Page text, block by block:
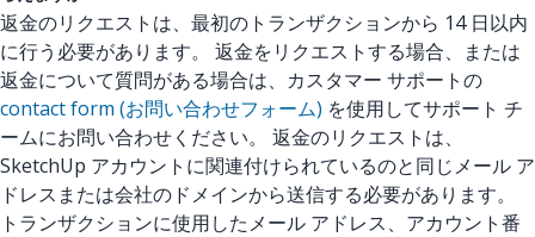
返金のリクエストは、最初のトランザクションから 14 日以内
に行う必要があります。 返金をリクエストする場合、または
返金について質問がある場合は、カスタマー サポートの
contact form (お問い合わせフォーム) を使用してサポート チ
ームにお問い合わせください。 返金のリクエストは、
SketchUp アカウントに関連付けられているのと同じメール ア
ドレスまたは会社のドメインから送信する必要があります。
トランザクションに使用したメール アドレス、アカウント番